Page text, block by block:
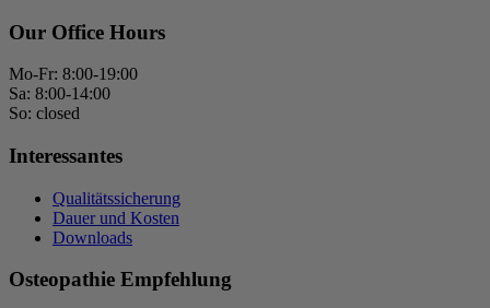
Our Office Hours
Mo-Fr: 8:00-19:00
Sa: 8:00-14:00
So: closed
Interessantes
Qualitätssicherung
Dauer und Kosten
Downloads
Osteopathie Empfehlung